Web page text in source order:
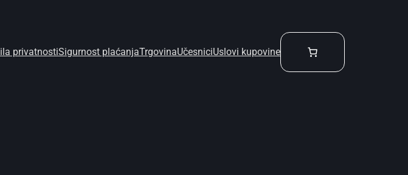
privatnostiSigurnost plaćanjaTrgovinaUčesniciUslovi kupovine